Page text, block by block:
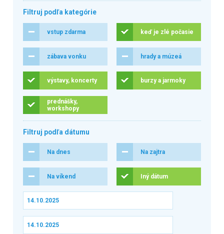
Filtruj podľa kategórie
vstup zdarma keď je zlé počasie
zábava vonku hrady a múzeá
výstavy, koncerty burzy a jarmoky
prednášky,
workshopy
Filtruj podľa dátumu
Na dnes Na zajtra
Na víkend Iný dátum